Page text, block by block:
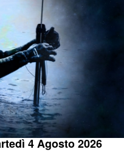
4 Agosto 2026